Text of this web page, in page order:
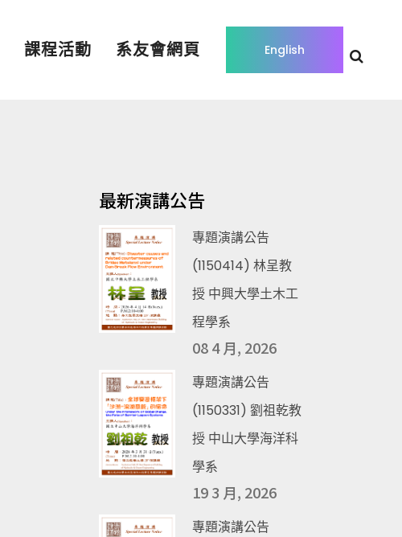
English
課程活動 系友會網頁
最新演講公告
專題演講公告
(1150414) 林呈教
授 中興大學土木工
程學系
08 4 月, 2026
專題演講公告
(1150331) 劉祖乾教
授 中山大學海洋科
學系
19 3 月, 2026
專題演講公告